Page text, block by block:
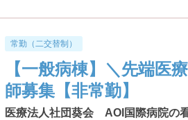
常勤（二交替制）
【一般病棟】＼先端医
師募集【非常勤】
医療法人社団葵会 AOI国際病院の